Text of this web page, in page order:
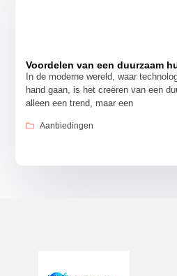
Voordelen van een duurzaam
In de moderne wereld, waar
hand gaan, is het creëren van een
alleen een trend, maar een
Aanbiedingen